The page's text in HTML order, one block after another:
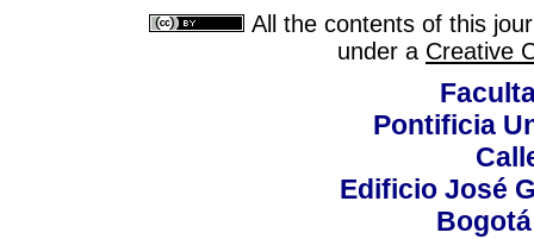
All the contents of this
under a Creative
Pontificia
Edificio José